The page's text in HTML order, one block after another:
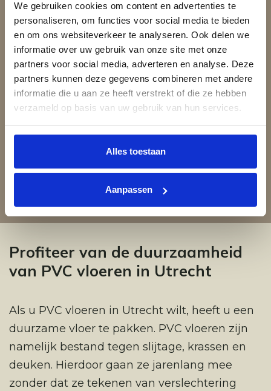
We gebruiken cookies om content en advertenties te
personaliseren, om functies voor social media te bieden
en om ons websiteverkeer te analyseren. Ook delen we
informatie over uw gebruik van onze site met onze
partners voor social media, adverteren en analyse. Deze
partners kunnen deze gegevens combineren met andere
informatie die u aan ze heeft verstrekt of die ze hebben
verzameld op basis van uw gebruik van hun services.
Alles toestaan
Aanpassen
u lang van kunt genieten in Utrecht. Daarbij
zijn ze ook nog eens een stijlvolle toevoeging
aan elk interieur!
Plan een afspraak in de showroom
Profiteer van de duurzaamheid
van PVC vloeren in Utrecht
Als u PVC vloeren in Utrecht wilt, heeft u een
duurzame vloer te pakken. PVC vloeren zijn
namelijk bestand tegen slijtage, krassen en
deuken. Hierdoor gaan ze jarenlang mee
zonder dat ze tekenen van verslechtering